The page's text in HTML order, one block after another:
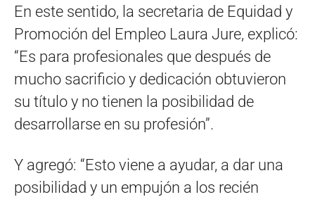
En este sentido, la secretaria de Equidad y
Promoción del Empleo Laura Jure, explicó:
“Es para profesionales que después de
mucho sacrificio y dedicación obtuvieron
su título y no tienen la posibilidad de
desarrollarse en su profesión”.
Y agregó: “Esto viene a ayudar, a dar una
posibilidad y un empujón a los recién